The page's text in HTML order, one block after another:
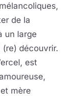
de la
un large
découvrir.
est
mère